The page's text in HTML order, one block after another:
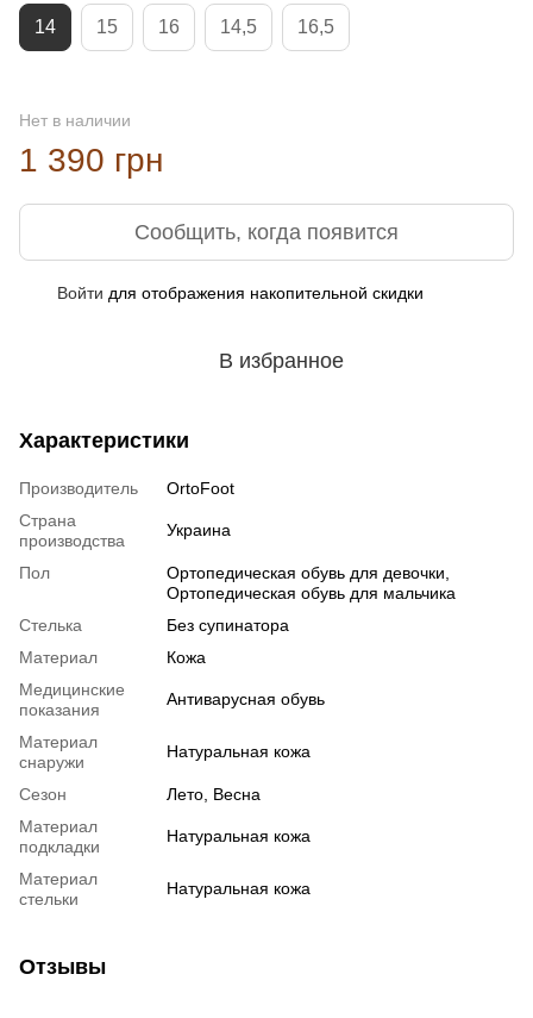
14 15 16 14,5 16,5
Нет в наличии
1 390 грн
Сообщить, когда появится
Войти для отображения накопительной скидки
В избранное
Характеристики
Производитель
OrtoFoot
Страна
производства
Украина
Пол
Ортопедическая обувь для девочки,
Ортопедическая обувь для мальчика
Стелька
Без супинатора
Материал
Кожа
Медицинские
показания
Антиварусная обувь
Материал
снаружи
Натуральная кожа
Сезон
Лето, Весна
Материал
подкладки
Натуральная кожа
Материал
стельки
Натуральная кожа
Отзывы